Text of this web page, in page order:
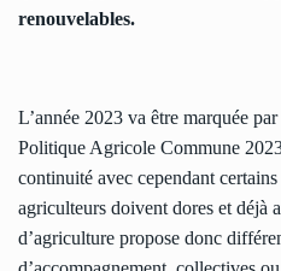
renouvelables.
L’année 2023 va être marquée
Politique Agricole Commune
continuité avec cependant
agriculteurs doivent dores et déjà
d’agriculture propose donc